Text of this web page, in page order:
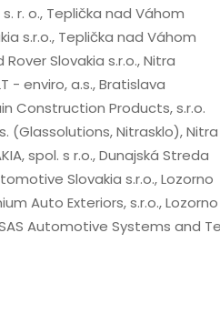
s. r. o., Teplička nad Váhom
s.r.o., Teplička nad Váhom
Rover Slovakia s.r.o., Nitra
- enviro, a.s., Bratislava
Construction Products, s.r.o.
(Glassolutions, Nitrasklo), Nitra
spol. s r.o., Dunajská Streda
Slovakia s.r.o., Lozorno
Auto Exteriors, s.r.o., Lozorno
Automotive Systems and